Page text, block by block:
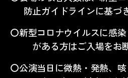
防止ガイドラインに基づ
〇新型コロナウイルスに感
がある方はご入場をお
〇公演当日に微熱・発熱、